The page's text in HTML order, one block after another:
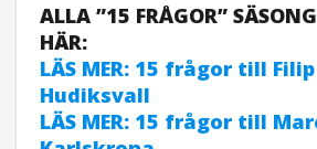
ALLA ”15 FRÅGOR”
HÄR:
LÄS MER: 15 frågor till
Hudiksvall
LÄS MER: 15 frågor till